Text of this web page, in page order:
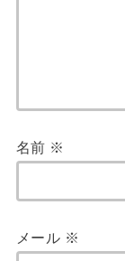
名前 ※
メール ※